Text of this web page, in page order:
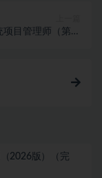
目管理师（第三
2026版）（完